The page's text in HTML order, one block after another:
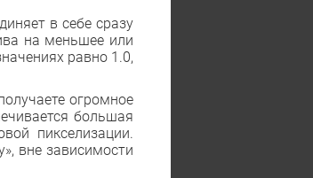
в себе сразу
на меньшее или
равно 1.0,
огромное
большая
пикселизации.
вне зависимости